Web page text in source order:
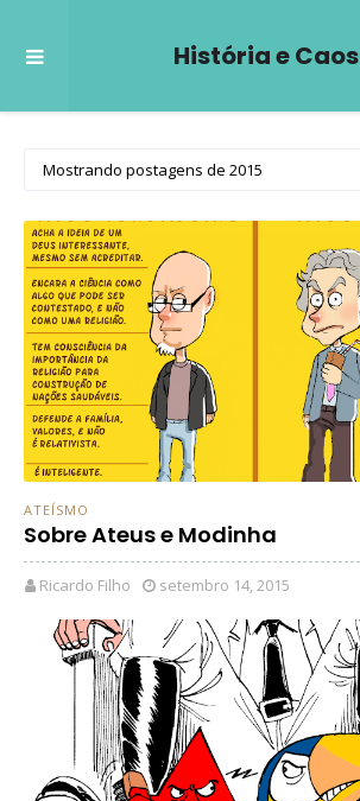
História e Caos
Mostrando postagens de 2015
ATEÍSMO
Sobre Ateus e Modinha
Ricardo Filho setembro 14, 2015